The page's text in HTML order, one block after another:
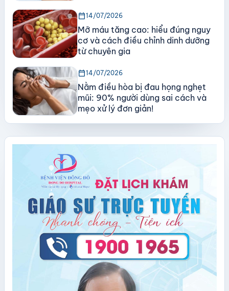
calendar_today14/07/2026
Mỡ máu tăng cao: hiểu đúng nguy
cơ và cách điều chỉnh dinh dưỡng
từ chuyên gia
calendar_today14/07/2026
Nằm điều hòa bị đau họng nghẹt
mũi: 90% người dùng sai cách và
mẹo xử lý đơn giản!